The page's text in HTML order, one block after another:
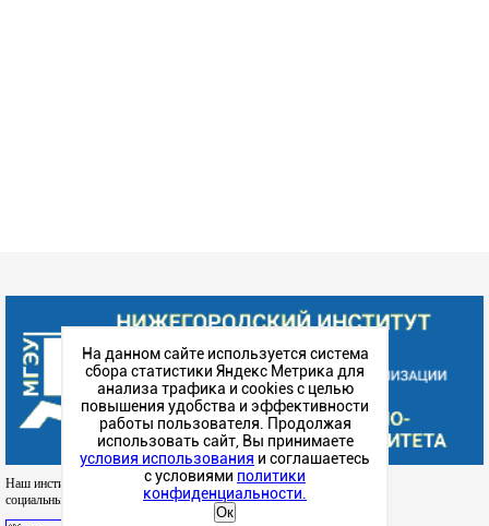
Наш институт в
социальных сетях
На данном сайте используется система
сбора статистики Яндекс Метрика для
анализа трафика и cookies с целью
повышения удобства и эффективности
работы пользователя. Продолжая
использовать сайт, Вы принимаете
условия использования и соглашаетесь
с условиями политики
конфиденциальности.
Ок